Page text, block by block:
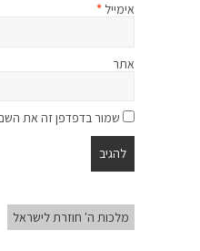
אימייל *
אתר
שמור בדפדפן זה את
מלכות ה' חוזרת לישראל